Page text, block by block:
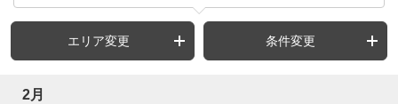
エリア変更 条件変更
2月